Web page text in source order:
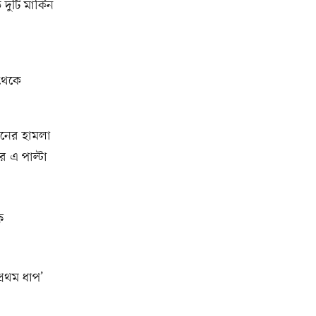
মার্কিন
হামলা
এ পাল্টা
ধাপ’